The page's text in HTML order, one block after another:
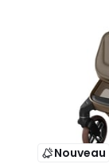
Nouveau